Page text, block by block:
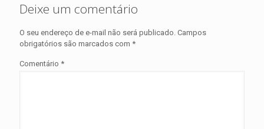
Deixe um comentário
O seu endereço de e-mail não será publicado. Campos
obrigatórios são marcados com *
Comentário *